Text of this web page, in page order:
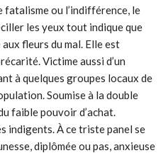
fatalisme ou l’indifférence, le
les yeux tout indique que
fleurs du mal. Elle est
Victime aussi d’un
à quelques groupes locaux de
Soumise à la double
faible pouvoir d’achat.
indigents. À ce triste panel se
diplômée ou pas, anxieuse